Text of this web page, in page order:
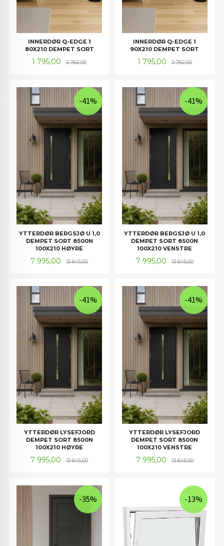
INNERDØR Q-EDGE 1
80X210 DEMPET SORT
Tilbud
1 795,00 2 762,00Rabatt
INNERDØR Q-EDGE 1
90X210 DEMPET SORT
Tilbud
1 795,00 2 762,00Rabatt
YTTERDØR BERGSJØ U 1,0
DEMPET SORT 8500N
100X210 HØYRE
Tilbud
7 995,00 13 645,00Rabatt
-41%
YTTERDØR BERGSJØ U 1,0
DEMPET SORT 8500N
100X210 VENSTRE
Tilbud
7 995,00 13 645,00Rabatt
-41%
YTTERDØR LYSEFJORD
DEMPET SORT 8500N
100X210 HØYRE
Tilbud
7 995,00 13 645,00Rabatt
-41%
YTTERDØR LYSEFJORD
DEMPET SORT 8500N
100X210 VENSTRE
Tilbud
7 995,00 13 645,00Rabatt
-41%
-35% -13%